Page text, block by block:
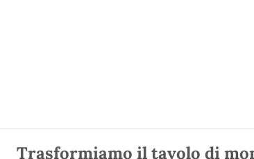
Trasformiamo il tavolo di